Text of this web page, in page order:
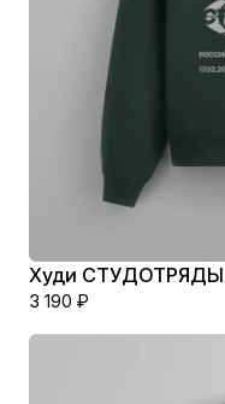
Худи СТУДОТРЯДЫ
3 190 ₽